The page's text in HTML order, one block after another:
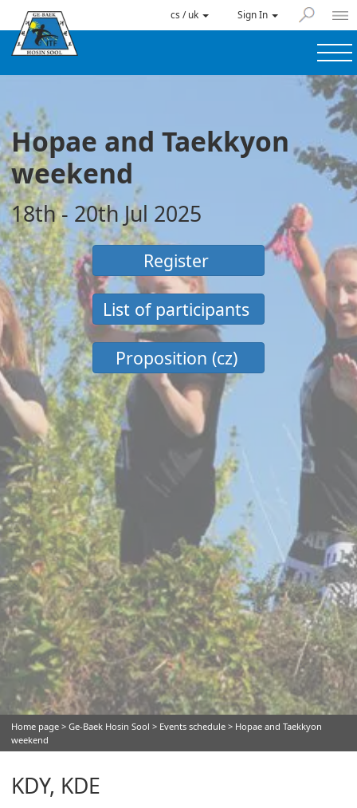
cs / uk Sign In
Hopae and Taekkyon
weekend
18th - 20th Jul 2025
Register
List of participants
Proposition (cz)
Home page > Ge-Baek Hosin Sool > Events schedule > Hopae and Taekkyon
weekend
KDY, KDE